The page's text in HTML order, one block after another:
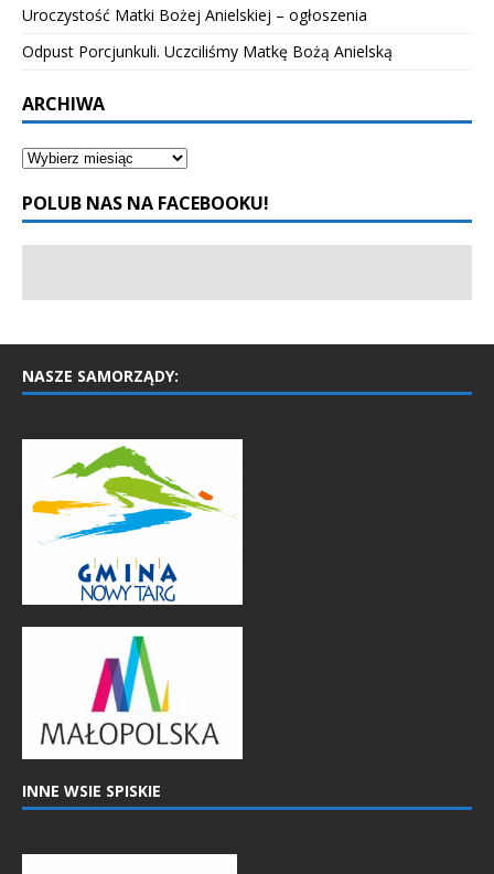
Uroczystość Matki Bożej Anielskiej – ogłoszenia
Odpust Porcjunkuli. Uczciliśmy Matkę Bożą Anielską
ARCHIWA
POLUB NAS NA FACEBOOKU!
NASZE SAMORZĄDY:
INNE WSIE SPISKIE